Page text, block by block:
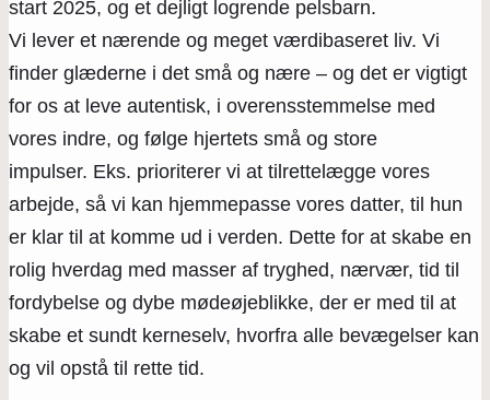
start 2025, og et dejligt logrende pelsbarn.
Vi lever et nærende og meget værdibaseret liv. Vi
finder glæderne i det små og nære – og det er vigtigt
for os at leve autentisk, i overensstemmelse med
vores indre, og følge hjertets små og store
impulser. Eks. prioriterer vi at tilrettelægge vores
arbejde, så vi kan hjemmepasse vores datter, til hun
er klar til at komme ud i verden. Dette for at skabe en
rolig hverdag med masser af tryghed, nærvær, tid til
fordybelse og dybe mødeøjeblikke, der er med til at
skabe et sundt kerneselv, hvorfra alle bevægelser kan
og vil opstå til rette tid.